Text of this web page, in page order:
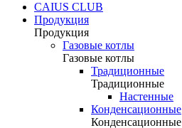
CAIUS CLUB
Продукция
Продукция
Газовые котлы
Газовые котлы
Традиционные
Традиционные
Настенные
Конденсационные
Конденсационные